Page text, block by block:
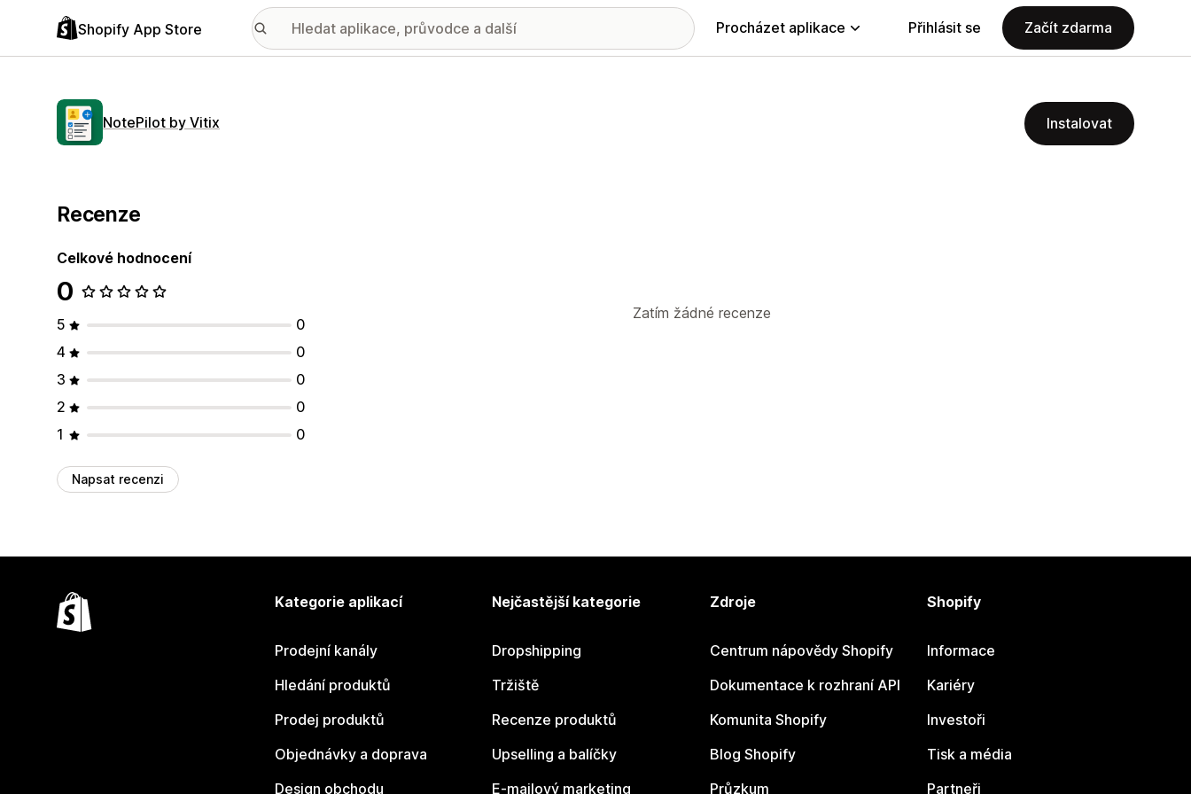
Shopify App Store Procházet aplikace Přihlásit se Začít zdarma
NotePilot by Vitix Instalovat
Recenze
Celkové hodnocení
0
5
0
4
0
3
0
2
0
1
0
Napsat recenzi
Zatím žádné recenze
Kategorie aplikací
Prodejní kanály
Hledání produktů
Prodej produktů
Objednávky a doprava
Design obchodu
Nejčastější kategorie
Dropshipping
Tržiště
Recenze produktů
Upselling a balíčky
E-mailový marketing
Zdroje
Centrum nápovědy Shopify
Dokumentace k rozhraní API
Komunita Shopify
Blog Shopify
Průzkum
Shopify
Informace
Kariéry
Investoři
Tisk a média
Partneři